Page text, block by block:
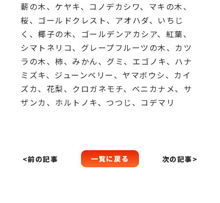
薪の木、ケヤキ、コノデカシワ、マキの木、
桜、 ゴールドクレスト、アオハダ、いちじ
く、椰子の木、 ゴールデンアカシア、紅葉、
シマトネリコ、 グレープフルーツの木、カツ
ラの木、柿、みかん、グミ、 エゴノキ、ハナ
ミズキ、ジューンベリー、ヤマボウシ、カイ
ズカ、 花梨、クロガネモチ、ベニカナメ、サ
ザンカ、ホルトノキ、 つつじ、コデマリ
<前の記事 一覧に戻る 次の記事>